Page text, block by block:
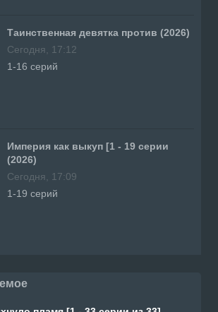
Таинственная девятка против (2026)
Сегодня, 17:12
1-16 серий
Империя как выкуп [1 - 19 серии
(2026)
Сегодня, 17:09
1-19 серий